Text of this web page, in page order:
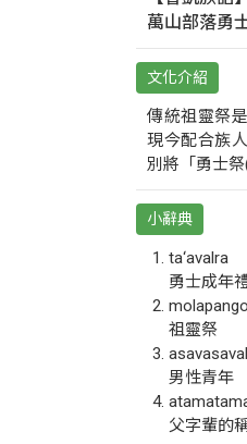
萬山部落勇
文化介紹
傳統祖靈祭
現今配合族
別將「勇士祭
小辭典
ta‘avalra
勇士成年
祖靈祭
男性青年
父字輩的